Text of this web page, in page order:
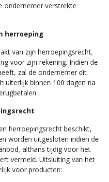
ondernemer verstrekte
herroeping
van zijn herroepingsrecht,
voor zijn rekening. Indien de
zal de ondernemer dit
uiterlijk binnen 100 dagen na
herroepingsrecht beschikt,
worden uitgesloten indien de
althans tijdig voor het
vermeld. Uitsluiting van het
voor producten: